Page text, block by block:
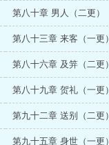
第八十章 男人（二更）
第八十三章 来客（一更）
第八十六章 及笄（二更）
第八十九章 贺礼（一更）
第九十二章 送别（二更）
第九十五章 身世（一更）